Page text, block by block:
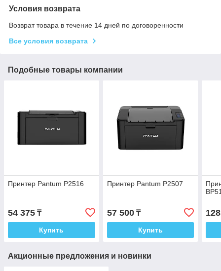
Условия возврата
Возврат товара в течение 14 дней по договоренности
Все условия возврата
Подобные товары компании
Принтер Pantum P2516
54 375 ₸
Купить
Принтер Pantum P2507
57 500₸
Купить
Акционные предложения и новинки